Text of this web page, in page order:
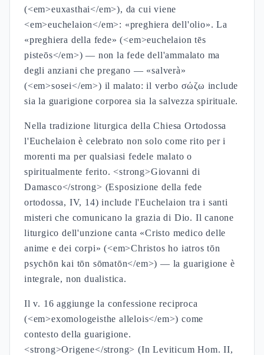
(<em>euxasthai</em>), da cui viene
<em>euchelaion</em>: «preghiera dell'olio». La
«preghiera della fede» (<em>euchelaion tēs
pisteōs</em>) — non la fede dell'ammalato ma
degli anziani che pregano — «salverà»
(<em>sosei</em>) il malato: il verbo σώζω include
sia la guarigione corporea sia la salvezza spirituale.
Nella tradizione liturgica della Chiesa Ortodossa
l'Euchelaion è celebrato non solo come rito per i
morenti ma per qualsiasi fedele malato o
spiritualmente ferito. <strong>Giovanni di
Damasco</strong> (Esposizione della fede
ortodossa, IV, 14) include l'Euchelaion tra i santi
misteri che comunicano la grazia di Dio. Il canone
liturgico dell'unzione canta «Cristo medico delle
anime e dei corpi» (<em>Christos ho iatros tōn
psychōn kai tōn sōmatōn</em>) — la guarigione è
integrale, non dualistica.
Il v. 16 aggiunge la confessione reciproca
(<em>exomologeisthe allelois</em>) come
contesto della guarigione.
<strong>Origene</strong> (In Leviticum Hom. II,